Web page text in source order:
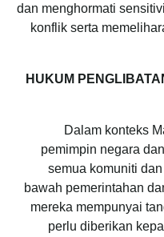
dan menghormati
konflik serta
HUKUM
Dalam konteks
pemimpin negara
semua komuniti
bawah pemerintahan
mereka mempunyai
perlu diberikan